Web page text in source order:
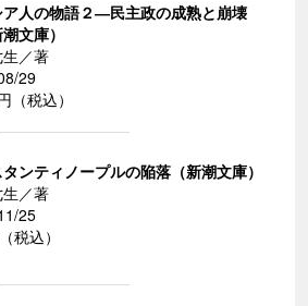
ア人の物語２―民主政の成熟と崩壊
文庫）
／著
29
（税込）
ンティノープルの陥落（新潮文庫）
／著
25
税込）